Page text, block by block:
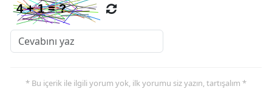
* Bu içerik ile ilgili yorum yok, ilk yorumu siz yazın, tartışalım *